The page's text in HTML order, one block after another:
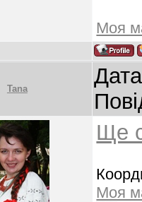
Моя
Tana
Ще
Моя